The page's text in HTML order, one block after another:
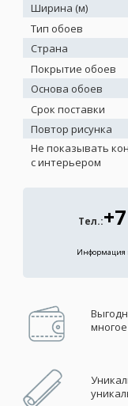
Ширина (м)
Тип обоев
Страна
Покрытие обоев
Основа обоев
Срок поставки
Повтор рисунка
Не показывать
с интерьером
Тел.:
Информация